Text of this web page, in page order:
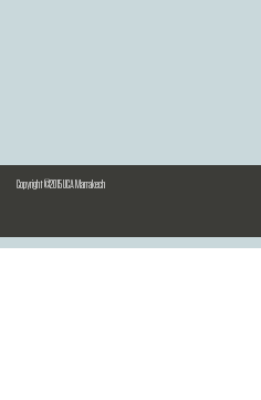
Copyright ©2015 UCA Marrakech